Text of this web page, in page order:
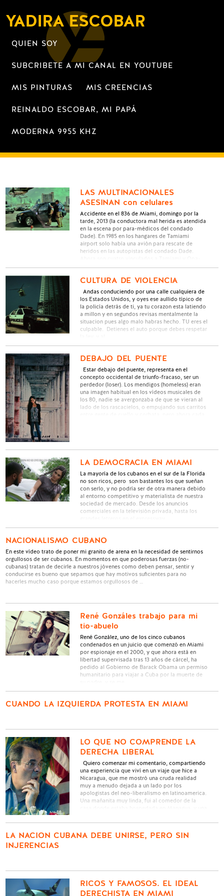
YADIRA ESCOBAR
QUIEN SOY
SUBCRIBETE A MI CANAL EN YOUTUBE
MIS PINTURAS MIS CREENCIAS
REINALDO ESCOBAR, MI PAPÁ
MODERNA 9955 KHZ
LAS MULTINACIONALES
ASESINAN con celulares
Accidente en el 836 de Miami, domingo por la
tarde, 2013 (la conductora mal herida es atendida
en la escena por para-médicos del condado
Dade). En 1985 en los hangares de Tamiami
airport solo había una avión para rescate de
heridos en las autopistas del condado Dade.
locka …
CULTURA DE VIOLENCIA
Andas conduciendo por una calle cualquiera de
los Estados Unidos, y oyes ese aullido típico de
la policía detrás de ti, ya tu corazon esta latiendo
a millon y en segundos revisas mentalmente la
situacion pues algo malo habras hecho. TU eres el
culpable. Detienes el auto porque debes respetar
DEBAJO DEL PUENTE
Estar debajo del puente, representa en el
concepto occidental de triunfo-fracaso, ser un
perdedor (loser). Los mendigos (homeless) eran
una imagen habitual en los vídeos musicales de
los 80, nadie se avergonzaba de que se vieran al
lado de los rascacielos, o empujando sus carritos
LA DEMOCRACIA EN MIAMI
La mayoría de los cubanos en el sur de la Florida
no son ricos, pero son bastantes los que sueñan
con serlo, y no podría ser de otra manera debido
al entorno competitivo y materialista de nuestra
sociedad de mercado. Desde los anuncios
comerciales en la televisión privada, hasta los
NACIONALISMO CUBANO
En este vídeo trato de poner mi granito de arena en la necesidad de sentirnos
orgullosos de ser cubanos. En momentos en que poderosas fuerzas (no-
cubanas) tratan de decirle a nuestros jóvenes como deben pensar, sentir y
conducirse es bueno que sepamos que hay motivos suficientes para no
hacerles mucho caso porque estamos orgullosos de …
René Gonzáles trabajo para mi
tio-abuelo
René González, uno de los cinco cubanos
condenados en un juicio que comenzó en Miami
por espionaje en el 2000, y que ahora está en
libertad supervisada tras 13 años de cárcel, ha
pedido al Gobierno de Barack Obama un permiso
humanitario para viajar a Cuba por la muerte de
CUANDO LA IZQUIERDA PROTESTA EN MIAMI
LO QUE NO COMPRENDE LA
DERECHA LIBERAL
Quiero comenzar mi comentario, compartiendo
una experiencia que viví en un viaje que hice a
Nicaragua, que me mostró una cruda realidad
muy a menudo dejada a un lado por los
apologistas del neo-liberalismo en latinoamerica.
Una mañanita muy linda, fui al comedor de la
LA NACION CUBANA DEBE UNIRSE, PERO SIN
INJERENCIAS
RICOS Y FAMOSOS. EL IDEAL
DERECHISTA EN MIAMI